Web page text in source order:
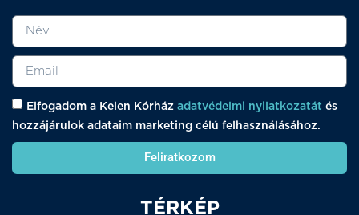
Elfogadom a Kelen Kórház adatvédelmi nyilatkozatát és
hozzájárulok adataim marketing célú felhasználásához.
Feliratkozom
TÉRKÉP